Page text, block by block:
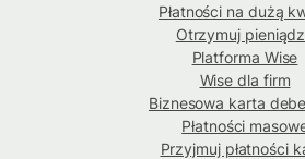
Płatności na dużą
Otrzymuj
Platforma Wise
Wise dla firm
Biznesowa karta
Płatności
Przyjmuj płatności